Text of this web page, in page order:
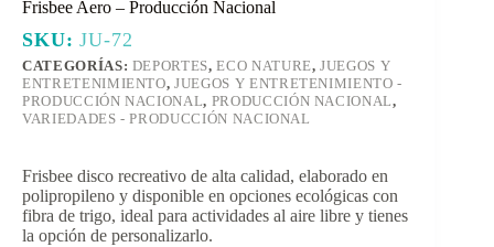
Frisbee Aero – Producción Nacional
SKU:JU-72
CATEGORÍAS: DEPORTES,ECO NATURE,JUEGOS Y
ENTRETENIMIENTO,JUEGOS Y ENTRETENIMIENTO -
PRODUCCIÓN NACIONAL, PRODUCCIÓN NACIONAL,
VARIEDADES - PRODUCCIÓN NACIONAL
Frisbee disco recreativo de alta calidad, elaborado en
polipropileno y disponible en opciones ecológicas con
fibra de trigo, ideal para actividades al aire libre y tienes
la opción de personalizarlo.